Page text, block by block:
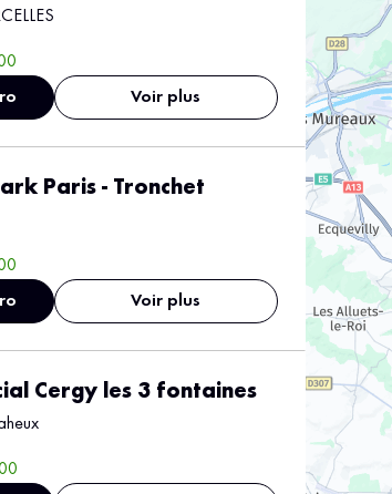
Voir plus
Paris - Tronchet
Voir plus
Cergy les 3 fontaines